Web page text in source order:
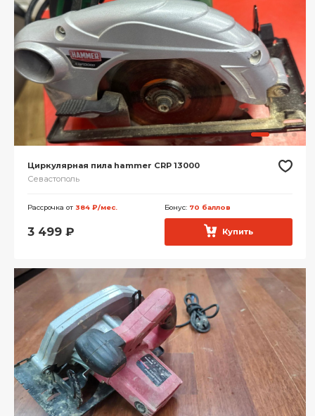
Циркулярная пила hammer CRP 13000
Севастополь
Рассрочка от 384 ₽/мес. Бонус: 70 баллов
3 499 ₽ Купить